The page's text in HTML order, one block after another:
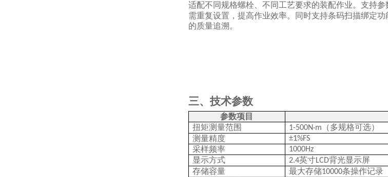
适配不同规格螺栓、不同工艺要求的装配作业。支持
需重复设置，提高作业效率。同时支持条码扫描绑定
的质量追溯。
三、技术参数
参数项目
扭矩测量范围
1-500N·m （多规格可选）
测量精度
±1%FS
采样频率 1000Hz
显示方式 2.4英寸LCD背光显示屏
存储容量
最大存储10000条操作记录